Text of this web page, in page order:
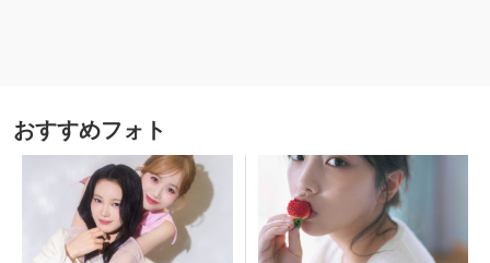
おすすめフォト